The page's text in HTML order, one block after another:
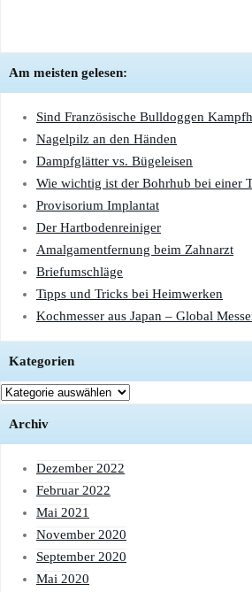
Am meisten gelesen:
Sind Französische Bulldoggen
Nagelpilz an den Händen
Dampfglätter vs. Bügeleisen
Wie wichtig ist der Bohrhub bei einer
Provisorium Implantat
Der Hartbodenreiniger
Amalgamentfernung beim Zahnarzt
Briefumschläge
Tipps und Tricks bei Heimwerken
Kochmesser aus Japan – Global
Kategorien
Kategorien
Archiv
Dezember 2022
Februar 2022
Mai 2021
November 2020
September 2020
Mai 2020